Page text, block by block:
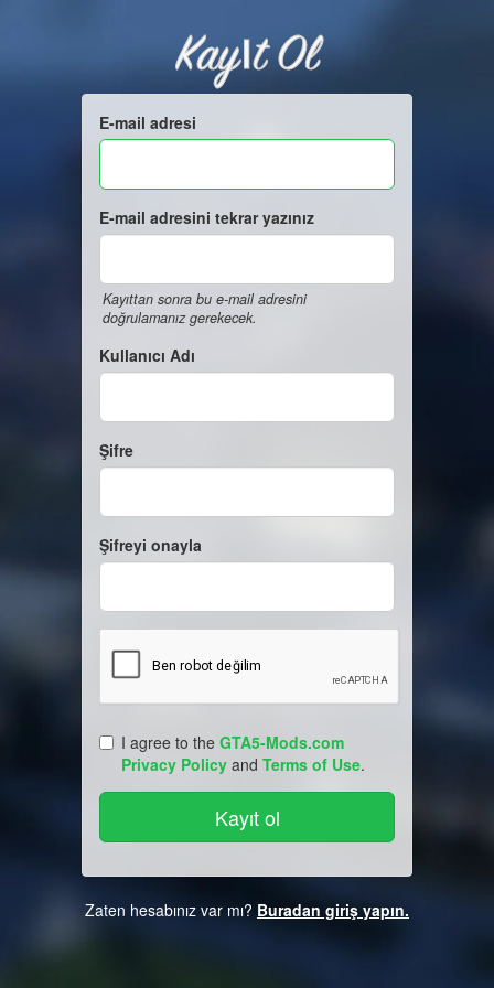
Kayıt Ol
E-mail adresi
E-mail adresini tekrar yazınız
Kayıttan sonra bu e-mail adresini
doğrulamanız gerekecek.
Kullanıcı Adı
Şifre
Şifreyi onayla
I agree to the GTA5-Mods.com
Privacy Policy and Terms of Use.
Zaten hesabınız var mı? Buradan giriş yapın.